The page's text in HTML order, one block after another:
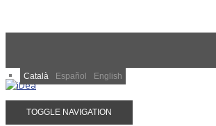
Català Español English
TOGGLE NAVIGATION